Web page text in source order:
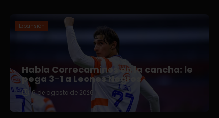
Expansión
Habla Correcaminos en la cancha: le
pega 3-1 a Leones Negros
6 de agosto de 2026